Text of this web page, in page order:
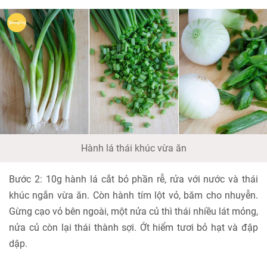
Hành lá thái khúc vừa ăn
Bước 2: 10g hành lá cắt bỏ phần rễ, rửa với nước và thái
khúc ngắn vừa ăn. Còn hành tím lột vỏ, băm cho nhuyễn.
Gừng cạo vỏ bên ngoài, một nửa củ thì thái nhiều lát mỏng,
nửa củ còn lại thái thành sợi. Ớt hiểm tươi bỏ hạt và đập
dập.